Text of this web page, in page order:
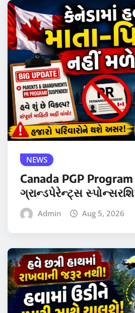
NEWS
Canada PGP
ગ્રાન્ડપેરેન્ટ્સ
Admin Aug 5, 2026